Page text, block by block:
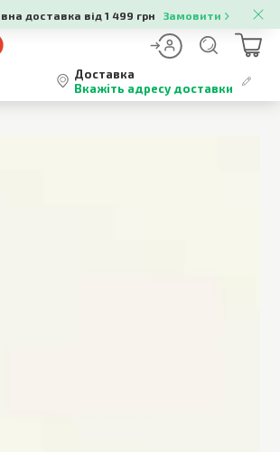
доставка від 1 499 грн Замовити
Доставка
Вкажіть адресу доставки